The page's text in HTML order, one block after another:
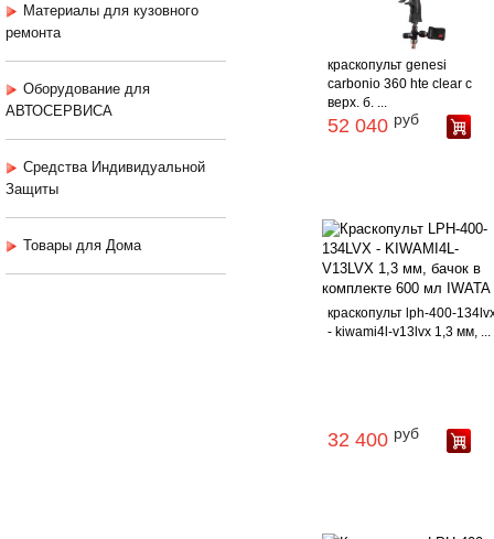
Материалы для кузовного
ремонта
Оборудование для
АВТОСЕРВИСА
Средства Индивидуальной
Защиты
Товары для Дома
краскопульт genesi
carbonio 360 hte clear с
верх. б. ...
52 040 руб
краскопульт lph-400-
- kiwami4l-v13lvx 1,3 мм, ...
32 400 руб